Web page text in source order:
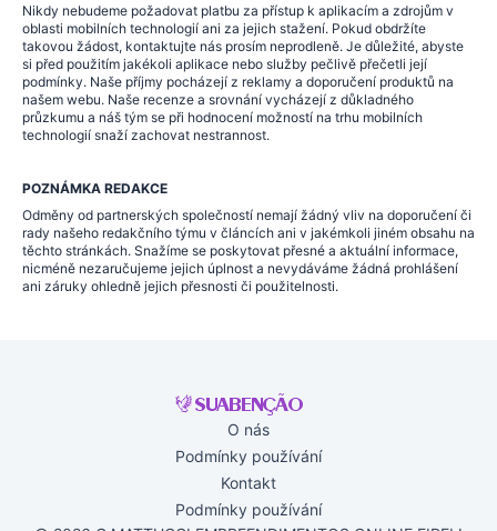
Nikdy nebudeme požadovat platbu za přístup k aplikacím a zdrojům v
oblasti mobilních technologií ani za jejich stažení. Pokud obdržíte
takovou žádost, kontaktujte nás prosím neprodleně. Je důležité, abyste
si před použitím jakékoli aplikace nebo služby pečlivě přečetli její
podmínky. Naše příjmy pocházejí z reklamy a doporučení produktů na
našem webu. Naše recenze a srovnání vycházejí z důkladného
průzkumu a náš tým se při hodnocení možností na trhu mobilních
technologií snaží zachovat nestrannost.
POZNÁMKA REDAKCE
Odměny od partnerských společností nemají žádný vliv na doporučení či
rady našeho redakčního týmu v článcích ani v jakémkoli jiném obsahu na
těchto stránkách. Snažíme se poskytovat přesné a aktuální informace,
nicméně nezaručujeme jejich úplnost a nevydáváme žádná prohlášení
ani záruky ohledně jejich přesnosti či použitelnosti.
O nás
Podmínky používání
Kontakt
Podmínky používání